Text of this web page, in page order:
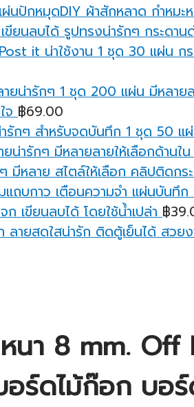
ปักหมุดDIY ผ้าสักหลาด กำหมะ
กระดาน
ก
จ ฿69.00
รักๆ สำหรับจดบันทึก 1 ชุด 50 แ
ารักๆ มีหลายลายให้เลือกด้านใน
มีหลาย สไตล์ให้เลือก คลิปติดกร
ถบกาว เตือนความจํา แผ่นบันทึ
เขียนลบได้ โดยใช้น้ำเปล่า ฿
ลายสดใสน่ารัก ติดตู้เย็นได้ สวย
นา 8 mm.
ร์ดไม้ก๊อก บอ